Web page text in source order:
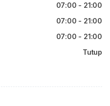
07:00 - 21:00
07:00 - 21:00
07:00 - 21:00
Tutup